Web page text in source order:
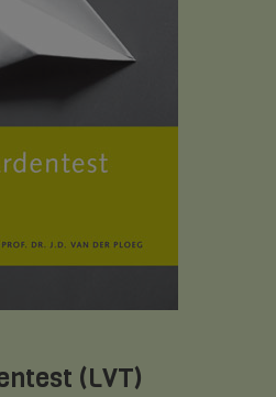
(LVT)